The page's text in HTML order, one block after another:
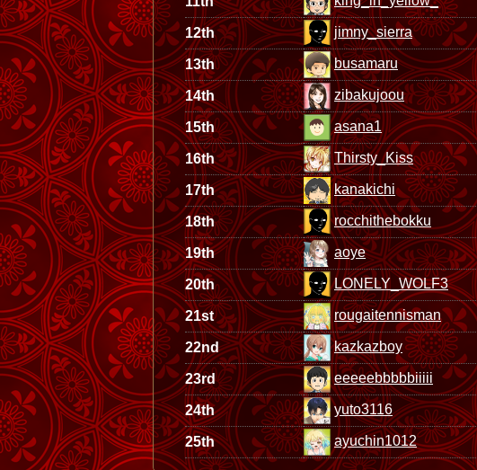
12th jimny_sierra
13th busamaru
14th zibakujoou
15th asana1
16th Thirsty_Kiss
17th kanakichi
18th rocchithebokku
19th aoye
20th LONELY_WOLF3
21st rougaitennisman
22nd kazkazboy
23rd eeeeebbbbbiiiii
24th yuto3116
25th ayuchin1012